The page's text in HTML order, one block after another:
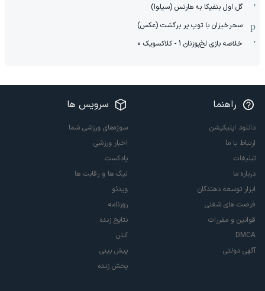
گل اول بنفیکا به هارتس (سیلوا)
سحرخیزان با توپ پر برگشت (عکس)
خلاصه بازی لخ‌پوزنان 1 - کلاکسویک 0
راهنما
دانلود اپلیکیشن
ارتباط با ما
تبلیغات
درباره ما
ابزار توسعه دهندگان
فرصت های شغلی
قوانین و مقررات
DMCA
آگهی دولتی
سرویس ها
سوژه‌های ورزشی شما
اخبار ورزشی
پادکست
لیگ ها و رقابت ها
ویدئو
روزنامه
نتایج زنده
آنتن
پیش بینی
پخش زنده